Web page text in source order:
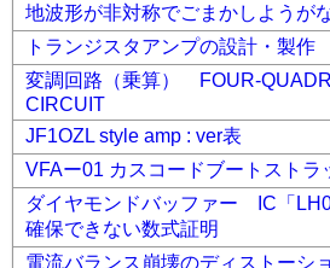
地波形が非対称でごまかしようが
トランジスタアンプの設計・製
変調回路（乗算） FOUR-
CIRCUIT
JF1OZL style amp : ver表
VFAー01 カスコードブートスト
ダイヤモンドバッファー IC「
確保できない数式証明
電流バランス崩壊のディストーシ